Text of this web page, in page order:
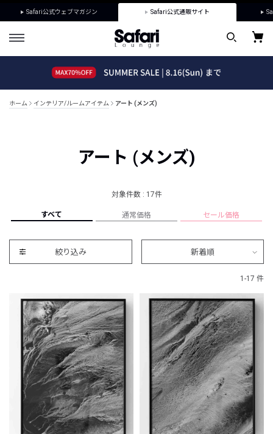
Safari公式ウェブマガジン Safari公式通販サイト
ホーム インテリア/ルームアイテム アート (メンズ)
アート (メンズ)
対象件数 : 17件
すべて 通常価格 セール価格
絞り込み 新着順
1-17 件